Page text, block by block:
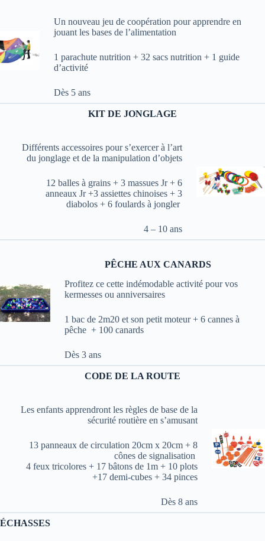
Un nouveau jeu de coopération pour apprendre en
jouant les bases de l’alimentation
1 parachute nutrition + 32 sacs nutrition + 1 guide
d’activité
Dès 5 ans
KIT DE JONGLAGE
Différents accessoires pour s’exercer à l’art
du jonglage et de la manipulation d’objets
12 balles à grains + 3 massues Jr + 6
anneaux Jr +3 assiettes chinoises + 3
diabolos + 6 foulards à jongler
4 – 10 ans
PÊCHE AUX CANARDS
Profitez ce cette indémodable activité pour vos
kermesses ou anniversaires
1 bac de 2m20 et son petit moteur + 6 cannes à
pêche + 100 canards
Dès 3 ans
CODE DE LA ROUTE
Les enfants apprendront les règles de base de la
sécurité routière en s’amusant
13 panneaux de circulation 20cm x 20cm + 8
cônes de signalisation
4 feux tricolores + 17 bâtons de 1m + 10 plots
+17 demi-cubes + 34 pinces
Dès 8 ans
ÉCHASSES